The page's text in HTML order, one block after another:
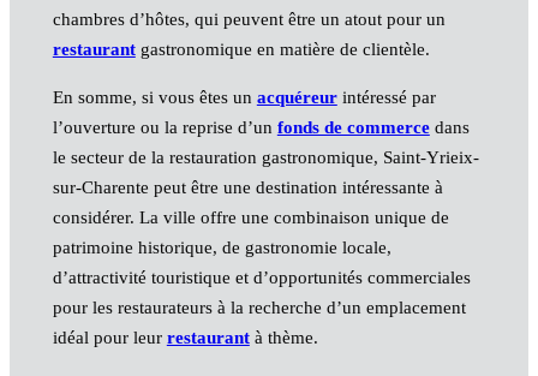
chambres d’hôtes, qui peuvent être un atout pour un
restaurantgastronomique en matière de clientèle.
En somme, si vous êtes un acquéreurintéressé par
l’ouverture ou la reprise d’un fonds de commercedans
le secteur de la restauration gastronomique, Saint-Yrieix-
sur-Charente peut être une destination intéressante à
considérer. La ville offre une combinaison unique de
patrimoine historique, de gastronomie locale,
d’attractivité touristique et d’opportunités commerciales
pour les restaurateurs à la recherche d’un emplacement
idéal pour leur restaurantà thème.